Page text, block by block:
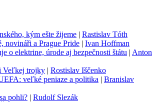
kým ešte žijeme | Rastislav Tóth
novináři a Prague Pride | Ivan Hoffman
o elektrine, úrode aj bezpečnosti štátu | Anton
Veľkej trojky | Rostislav Iščenko
veľké peniaze a politika | Branislav
pohli? | Rudolf Slezák